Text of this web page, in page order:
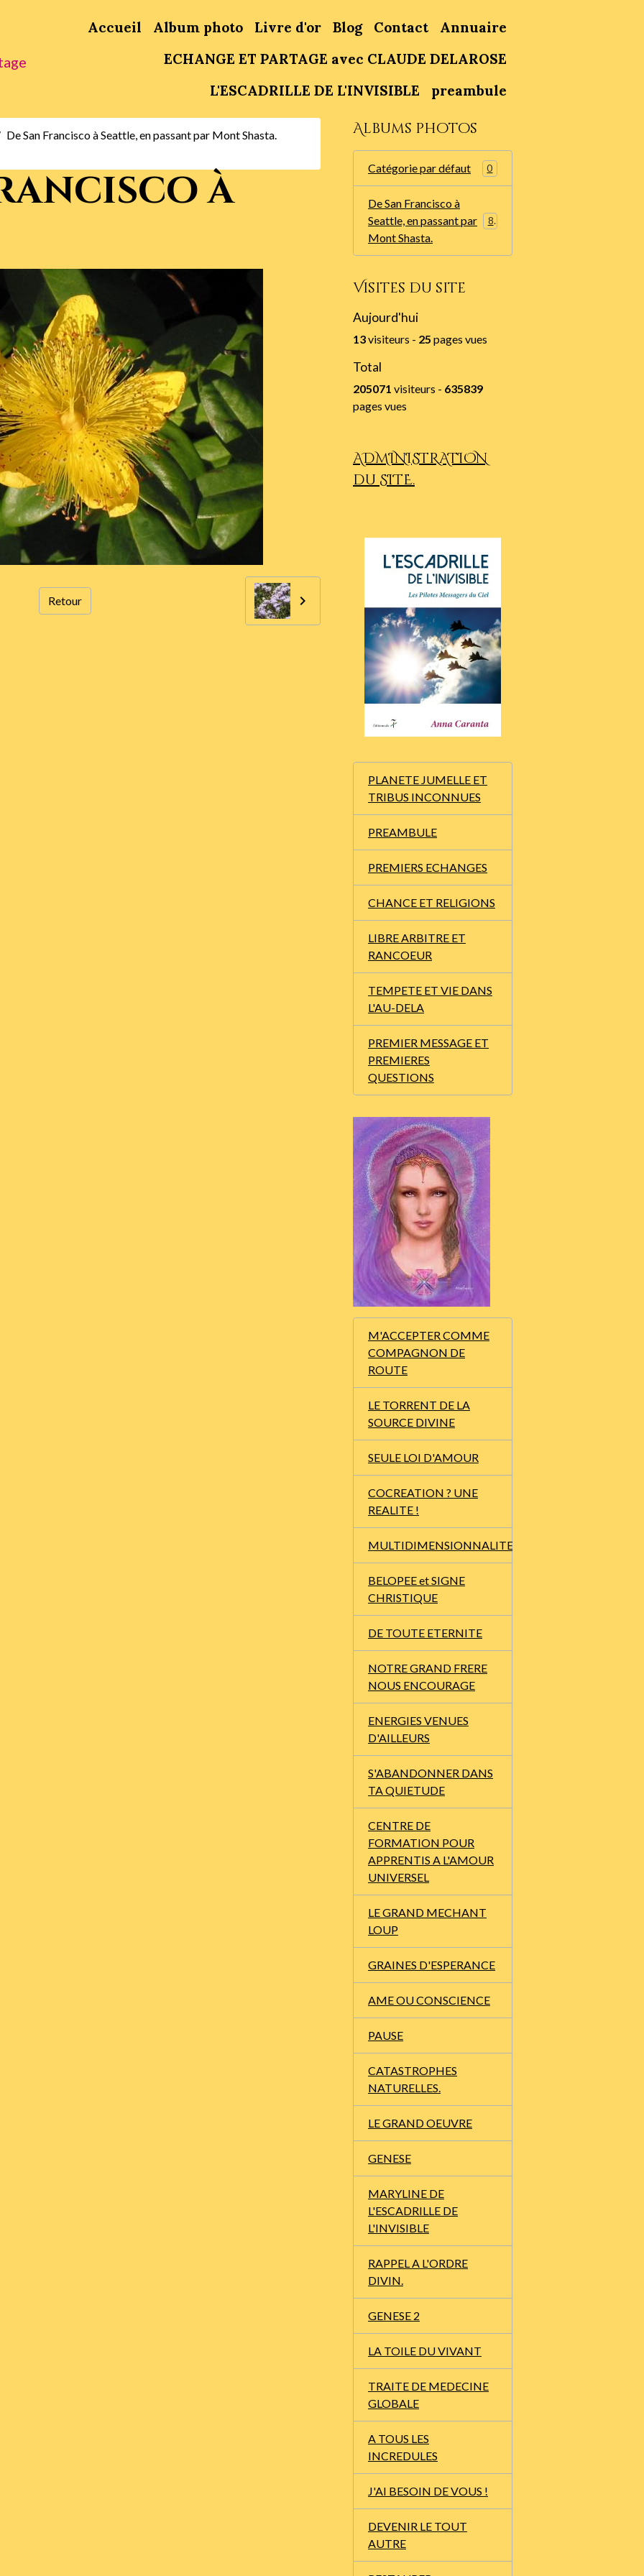
Accueil Album photo Livre d'or Blog Contact
Annuaire
ECHANGE ET PARTAGE avec CLAUDE DELAROSE
L'ESCADRILLE DE L'INVISIBLE
preambule
De San Francisco à Seattle, en passant par Mont Shasta.
à
Retour
Albums photos
Catégorie par défaut 0
De San Francisco à
Seattle, en passant par
Mont Shasta.
86
Visites du site
Aujourd'hui
13visiteurs - 25 pages vues
Total
205071 visiteurs - 635839
pages vues
ADMINISTRATION
du SITE.
PLANETE JUMELLE ET
TRIBUS INCONNUES
PREAMBULE
PREMIERS ECHANGES
CHANCE ET RELIGIONS
LIBRE ARBITRE ET
RANCOEUR
TEMPETE ET VIE DANS
L'AU-DELA
PREMIER MESSAGE ET
PREMIERES
QUESTIONS
M'ACCEPTER COMME
COMPAGNON DE
ROUTE
LE TORRENT DE LA
SOURCE DIVINE
SEULE LOI D'AMOUR
COCREATION ? UNE
REALITE !
MULTIDIMENSIONNALITE
BELOPEE et SIGNE
CHRISTIQUE
DE TOUTE ETERNITE
NOTRE GRAND FRERE
NOUS ENCOURAGE
ENERGIES VENUES
D'AILLEURS
S'ABANDONNER DANS
TA QUIETUDE
CENTRE DE
FORMATION POUR
APPRENTIS A L'AMOUR
UNIVERSEL
LE GRAND MECHANT
LOUP
GRAINES D'ESPERANCE
AME OU CONSCIENCE
PAUSE
CATASTROPHES
NATURELLES.
LE GRAND OEUVRE
GENESE
MARYLINE DE
L'ESCADRILLE DE
L'INVISIBLE
RAPPEL A L'ORDRE
DIVIN.
GENESE 2
LA TOILE DU VIVANT
TRAITE DE MEDECINE
GLOBALE
A TOUS LES
INCREDULES
J'AI BESOIN DE VOUS !
DEVENIR LE TOUT
AUTRE